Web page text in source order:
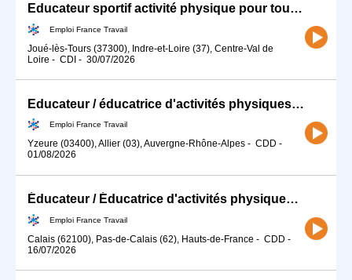
Educateur sportif activité physique pour tous (H/F)
Emploi France Travail
Joué-lès-Tours (37300), Indre-et-Loire (37), Centre-Val de
Loire - CDI - 30/07/2026
Educateur / éducatrice d'activités physiques (H/F)
Emploi France Travail
Yzeure (03400), Allier (03), Auvergne-Rhône-Alpes - CDD -
01/08/2026
Éducateur / Éducatrice d'activités physiques Adaptées (H/F)
Emploi France Travail
Calais (62100), Pas-de-Calais (62), Hauts-de-France - CDD -
16/07/2026